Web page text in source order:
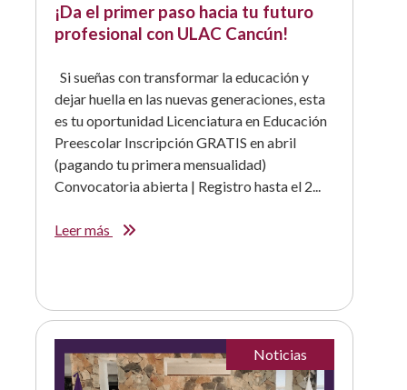
¡Da el primer paso hacia tu futuro
profesional con ULAC Cancún!
Si sueñas con transformar la educación y
dejar huella en las nuevas generaciones, esta
es tu oportunidad Licenciatura en Educación
Preescolar Inscripción GRATIS en abril
(pagando tu primera mensualidad)
Convocatoria abierta | Registro hasta el 2...
Leer más
Noticias